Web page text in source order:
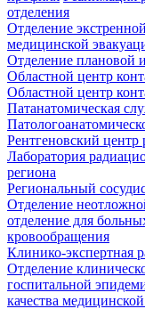
отделения
Отделение
медицинской
Отделение плановой
Областной центр
Областной центр
Патанатомическая
Рентгеновский центр
Лаборатория
региона
Региональный
Отделение
отделение для
кровообращения
Клинико-экспертная
Отделение
госпитальной
качества